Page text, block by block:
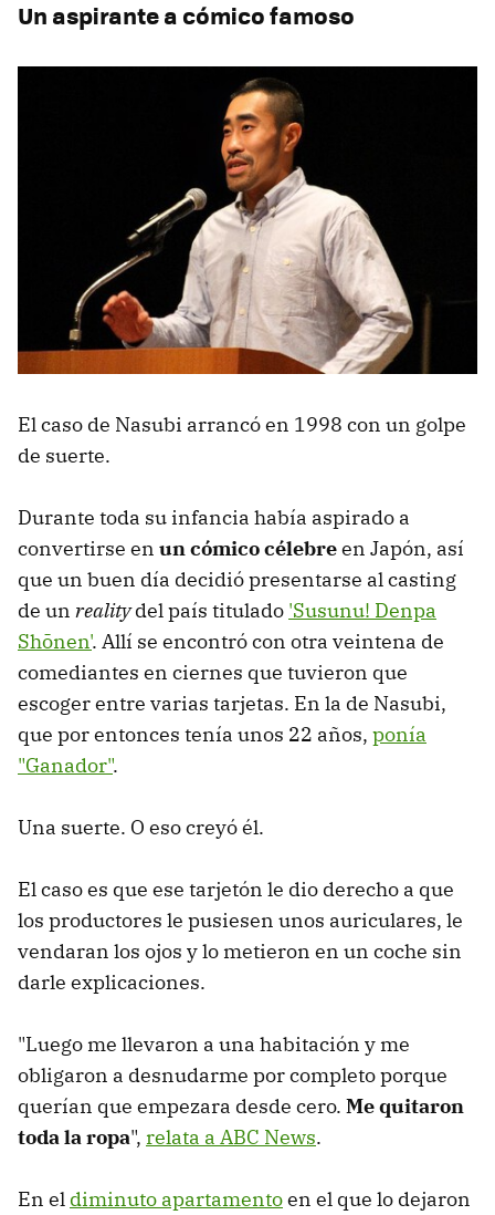
Un aspirante a cómico famoso
El caso de Nasubi arrancó en 1998 con un golpe
de suerte.
Durante toda su infancia había aspirado a
convertirse en un cómico célebreen Japón, así
que un buen día decidió presentarse al casting
de un realitydel país titulado 'Susunu! Denpa
Shōnen'. Allí se encontró con otra veintena de
comediantes en ciernes que tuvieron que
escoger entre varias tarjetas. En la de Nasubi,
que por entonces tenía unos 22 años, ponía
"Ganador".
Una suerte. O eso creyó él.
El caso es que ese tarjetón le dio derecho a que
los productores le pusiesen unos auriculares, le
vendaran los ojos y lo metieron en un coche sin
darle explicaciones.
"Luego me llevaron a una habitación y me
obligaron a desnudarme por completo porque
querían que empezara desde cero. Me quitaron
toda la ropa", relata a ABC News.
En el diminuto apartamentoen el que lo dejaron